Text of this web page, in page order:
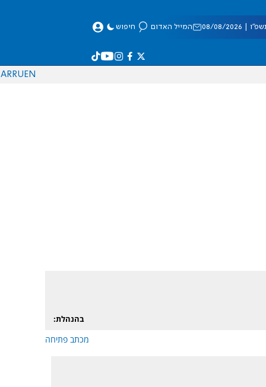
08/2026 המייל האדום חיפוש
EN
RU
AR
בהנהלת:
מכתב פתיחה